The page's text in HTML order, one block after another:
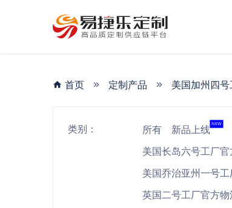
首页 定制产品 美国加州四
类别： 所有 新品上线 NEW
美国长岛六号工厂
美国乔治亚州一号
英国二号工厂官方物